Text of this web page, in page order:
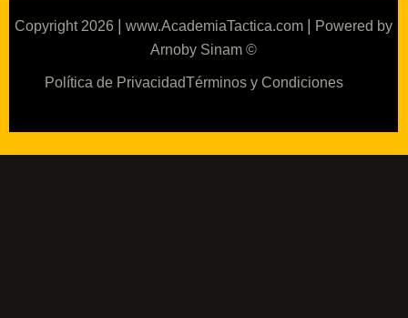
Copyright 2026 www.AcademiaTactica.com
Powered by
Arnoby Sinam ©
Política de PrivacidadTérminos y Condiciones